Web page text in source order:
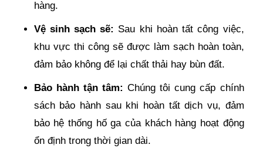
hàng.
Vệ sinh sạch sẽ: Sau khi hoàn tất công việc,
khu vực thi công sẽ được làm sạch hoàn toàn,
đảm bảo không để lại chất thải hay bùn đất.
Bảo hành tận tâm: Chúng tôi cung cấp chính
sách bảo hành sau khi hoàn tất dịch vụ, đảm
bảo hệ thống hố ga của khách hàng hoạt động
ổn định trong thời gian dài.